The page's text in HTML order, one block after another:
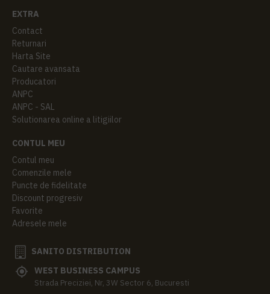
EXTRA
Contact
Returnari
Harta Site
Cautare avansata
Producatori
ANPC
ANPC - SAL
Solutionarea online a litigiilor
CONTUL MEU
Contul meu
Comenzile mele
Puncte de fidelitate
Discount progresiv
Favorite
Adresele mele
SANITO DISTRIBUTION
WEST BUSINESS CAMPUS
Strada Preciziei, Nr, 3W Sector 6, Bucuresti